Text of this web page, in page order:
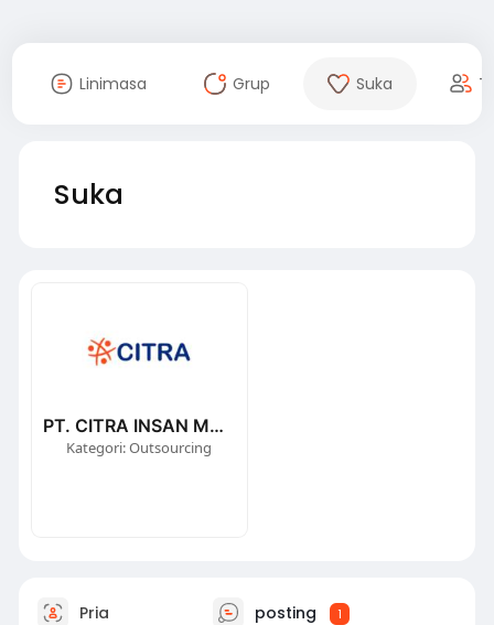
Linimasa Grup Suka
Suka
PT. CITRA INSAN MANDIRI
Kategori: Outsourcing
Pria posting 1